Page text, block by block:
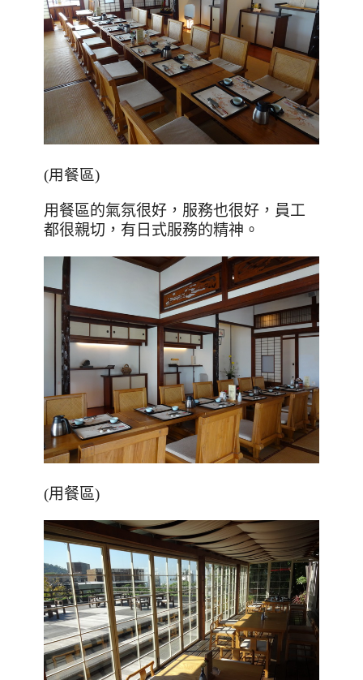
(用餐區)
用餐區的氣氛很好， 服務也很好，員工
都很親切，有日式服務的精神。
(用餐區)